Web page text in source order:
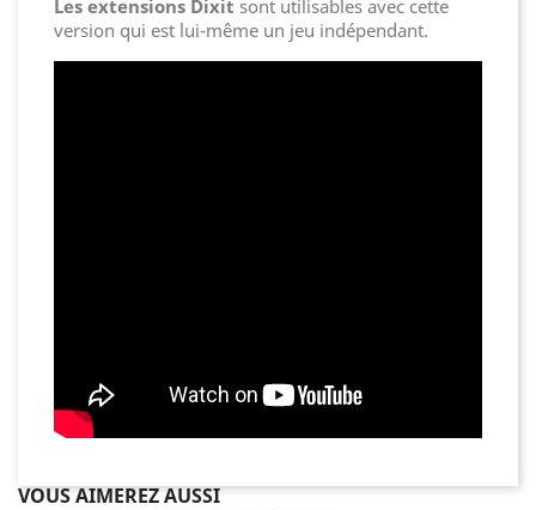
Les extensions Dixit sont utilisables avec cette
version qui est lui-même un jeu indépendant.
VOUS AIMEREZ AUSSI